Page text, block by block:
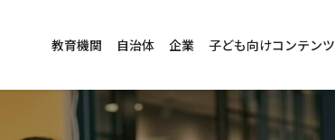
教育機関 自治体 企業 子ども向けコンテンツ